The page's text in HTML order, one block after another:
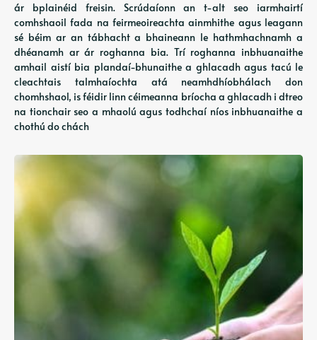
ár bplainéid freisin. Scrúdaíonn an t-alt seo iarmhairtí
comhshaoil ​​​​fada na feirmeoireachta ainmhithe agus leagann
sé béim ar an tábhacht a bhaineann le hathmhachnamh a
dhéanamh ar ár roghanna bia. Trí roghanna inbhuanaithe
amhail aistí bia plandaí-bhunaithe a ghlacadh agus tacú le
cleachtais talmhaíochta atá neamhdhíobhálach don
chomhshaol, is féidir linn céimeanna bríocha a ghlacadh i dtreo
na tionchair seo a mhaolú agus todhchaí níos inbhuanaithe a
chothú do chách